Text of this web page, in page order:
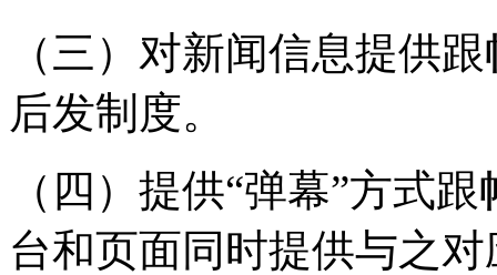
（三）对新闻信息提供
后发制度。
（四）提供“弹幕”方式
台和页面同时提供与之